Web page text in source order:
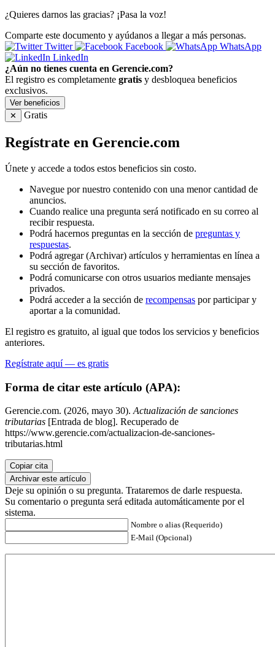
¿Quieres darnos las gracias? ¡Pasa la voz!
Comparte este documento y ayúdanos a llegar a más personas.
Twitter
Facebook
WhatsApp
LinkedIn
¿Aún no tienes cuenta en Gerencie.com?
El registro es completamente gratis y desbloquea beneficios
exclusivos.
Ver beneficios
✕
Gratis
Regístrate en Gerencie.com
Únete y accede a todos estos beneficios sin costo.
Navegue por nuestro contenido con una menor cantidad de
anuncios.
Cuando realice una pregunta será notificado en su correo al
recibir respuesta.
Podrá hacernos preguntas en la sección de preguntas y
respuestas.
Podrá agregar (Archivar) artículos y herramientas en línea a
su sección de favoritos.
Podrá comunicarse con otros usuarios mediante mensajes
privados.
Podrá acceder a la sección de recompensas por participar y
aportar a la comunidad.
El registro es gratuito, al igual que todos los servicios y beneficios
anteriores.
Regístrate aquí — es gratis
Forma de citar este artículo (APA):
Gerencie.com. (2026, mayo 30).Actualización de sanciones
tributarias [Entrada de blog]. Recuperado de
https://www.gerencie.com/actualizacion-de-sanciones-
tributarias.html
Copiar cita
Archivar este artículo
Deje su opinión o su pregunta. Trataremos de darle respuesta.
Su comentario o pregunta será editada automáticamente por el
sistema.
Nombre o alias (Requerido)
E-Mail (Opcional)